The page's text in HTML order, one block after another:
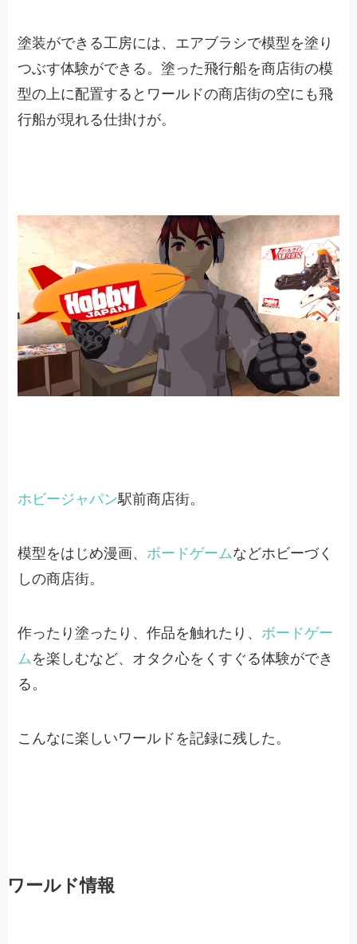
塗装ができる工房には、エアブラシで模型を塗り
つぶす体験ができる。塗った飛行船を商店街の模
型の上に配置するとワールドの商店街の空にも飛
行船が現れる仕掛けが。
ホビージャパン駅前商店街。
模型をはじめ漫画、 ボードゲームなどホビーづく
しの商店街。
作ったり塗ったり、作品を触れたり、 ボードゲー
ムを楽しむなど、オタク心をくすぐる体験ができ
る。
こんなに楽しいワールドを記録に残した。
ワールド情報